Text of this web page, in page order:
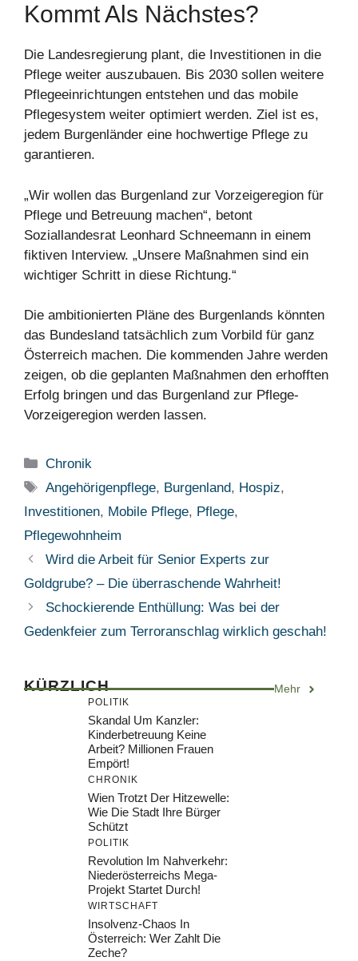
Kommt Als Nächstes?
Die Landesregierung plant, die Investitionen in die
Pflege weiter auszubauen. Bis 2030 sollen weitere
Pflegeeinrichtungen entstehen und das mobile
Pflegesystem weiter optimiert werden. Ziel ist es,
jedem Burgenländer eine hochwertige Pflege zu
garantieren.
„Wir wollen das Burgenland zur Vorzeigeregion für
Pflege und Betreuung machen“, betont
Soziallandesrat Leonhard Schneemann in einem
fiktiven Interview. „Unsere Maßnahmen sind ein
wichtiger Schritt in diese Richtung.“
Die ambitionierten Pläne des Burgenlands könnten
das Bundesland tatsächlich zum Vorbild für ganz
Österreich machen. Die kommenden Jahre werden
zeigen, ob die geplanten Maßnahmen den erhofften
Erfolg bringen und das Burgenland zur Pflege-
Vorzeigeregion werden lassen.
Kategorien
Chronik
Schlagwörter
Angehörigenpflege, Burgenland, Hospiz,
Investitionen, Mobile Pflege, Pflege,
Pflegewohnheim
Wird die Arbeit für Senior Experts zur
Goldgrube? – Die überraschende Wahrheit!
Schockierende Enthüllung: Was bei der
Gedenkfeier zum Terroranschlag wirklich geschah!
KÜRZLICH Mehr
POLITIK
Skandal Um Kanzler:
Kinderbetreuung Keine
Arbeit? Millionen Frauen
Empört!
CHRONIK
Wien Trotzt Der Hitzewelle:
Wie Die Stadt Ihre Bürger
Schützt
POLITIK
Revolution Im Nahverkehr:
Niederösterreichs Mega-
Projekt Startet Durch!
WIRTSCHAFT
Insolvenz-Chaos In
Österreich: Wer Zahlt Die
Zeche?